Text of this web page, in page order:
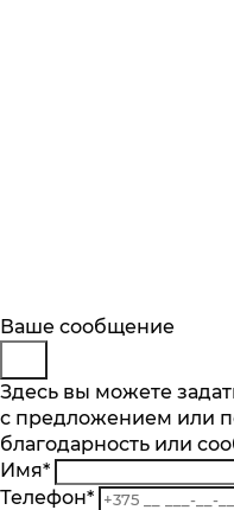
Описание
Отзывы
Основные
Максимальная
10
Кол-во программ, шт
Будьте в курсе
Подпишитесь на
и узнавайте о
предложениях
Подписаться
Заказ обратного звонка
Представьтесь
Телефон*
Комментарий
Ваше сообщение
Здесь вы можете
с предложением или
благодарность или
Имя*
Телефон*